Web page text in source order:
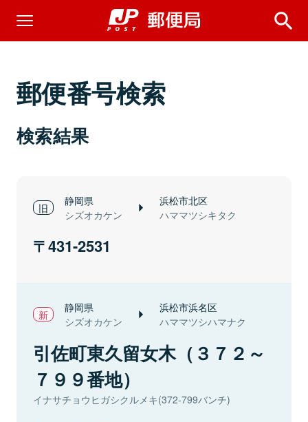
郵便番号検索
検索結果
静岡県
シズオカケン
浜松市北区
ハママツシキタク
431-2531
静岡県
シズオカケン
浜松市浜名区
ハママツシハマナク
引佐町東久留女木（３７２～
７９９番地）
イナサチョウヒガシクルメキ(372-799バンチ)